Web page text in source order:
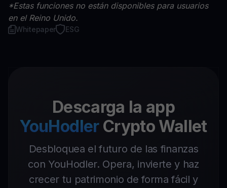
*Estas funciones no están disponibles para usuarios
en el Reino Unido.
Whitepaper ESG
Descarga la app
YouHodler Crypto Wallet
Desbloquea el futuro de las finanzas
con YouHodler. Opera, invierte y haz
crecer tu patrimonio de forma fácil y